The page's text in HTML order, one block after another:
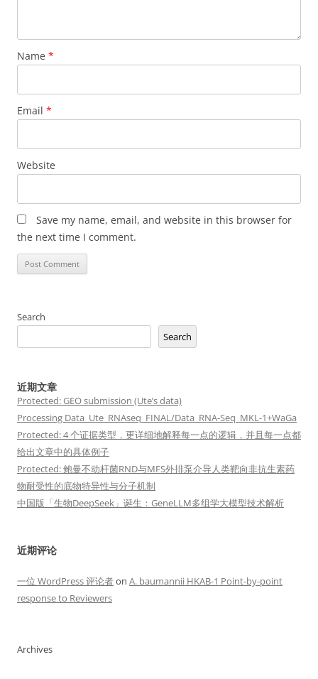
Name *
Email *
Website
Save my name, email, and website in this browser for
the next time I comment.
Search
Search
近期文章
Protected: GEO submission (Ute’s data)
Processing Data_Ute_RNAseq_FINAL/Data_RNA-Seq_MKL-1+WaGa
Protected: 4 个证据类型，更详细地解释每一点的逻辑，并且每一点都
给出文章中的具体例子
Protected: 鲍曼不动杆菌RND与MFS外排泵介导人类靶向非抗生素药
物耐受性的底物特异性与分子机制
中国版「生物DeepSeek」诞生：GeneLLM多组学大模型技术解析
近期评论
一位 WordPress 评论者on A. baumannii HKAB-1 Point-by-point
response to Reviewers
Archives